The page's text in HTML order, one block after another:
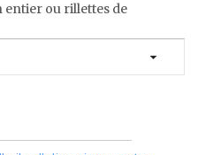
entier ou rillettes de
